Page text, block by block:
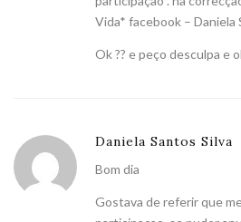
Vida* facebook – Daniela
Ok ?? e peço desculpa e
Daniela Santos Silva
Bom dia
Gostava de referir que